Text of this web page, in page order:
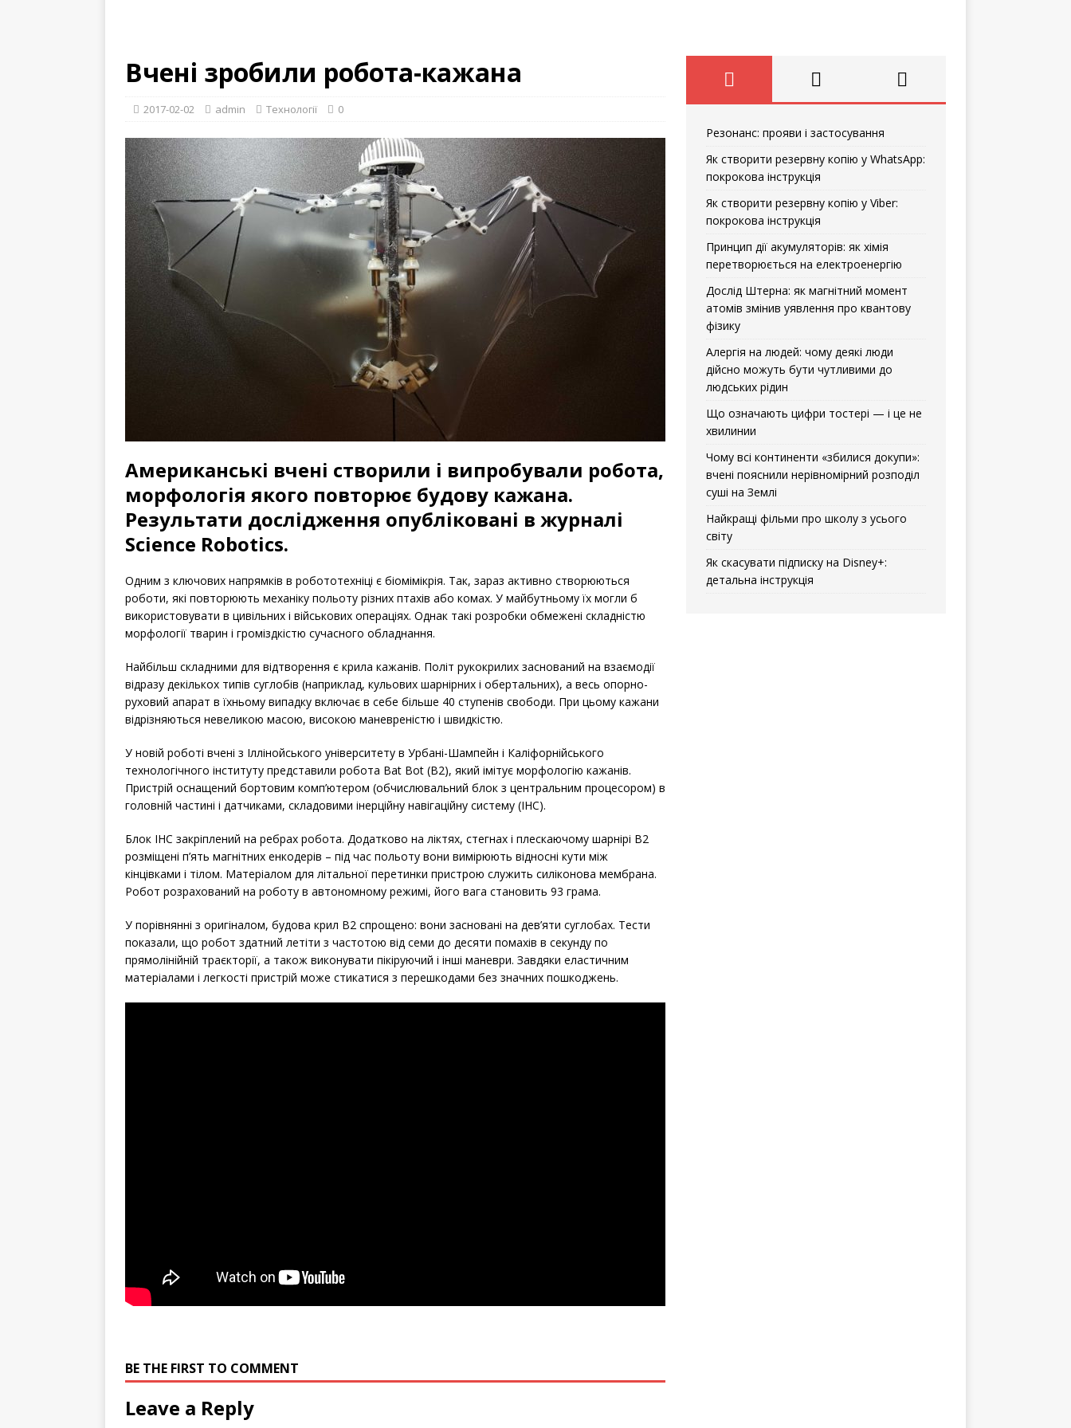
Вчені зробили робота-кажана
2017-02-02 admin Технології 0
Американські вчені створили і випробували робота,
морфологія якого повторює будову кажана.
Результати дослідження опубліковані в журналі
Science Robotics.
Одним з ключових напрямків в робототехніці є біомімікрія. Так, зараз активно створюються
роботи, які повторюють механіку польоту різних птахів або комах. У майбутньому їх могли б
використовувати в цивільних і військових операціях. Однак такі розробки обмежені складністю
морфології тварин і громіздкістю сучасного обладнання.
Найбільш складними для відтворення є крила кажанів. Політ рукокрилих заснований на взаємодії
відразу декількох типів суглобів (наприклад, кульових шарнірних і обертальних), а весь опорно-
руховий апарат в їхньому випадку включає в себе більше 40 ступенів свободи. При цьому кажани
відрізняються невеликою масою, високою маневреністю і швидкістю.
У новій роботі вчені з Іллінойського університету в Урбані-Шампейн і Каліфорнійського
технологічного інституту представили робота Bat Bot (B2), який імітує морфологію кажанів.
Пристрій оснащений бортовим комп’ютером (обчислювальний блок з центральним процесором) в
головній частині і датчиками, складовими інерційну навігаційну систему (ІНС).
Блок ІНС закріплений на ребрах робота. Додатково на ліктях, стегнах і плескаючому шарнірі B2
розміщені п’ять магнітних енкодерів – під час польоту вони вимірюють відносні кути між
кінцівками і тілом. Матеріалом для літальної перетинки пристрою служить силіконова мембрана.
Робот розрахований на роботу в автономному режимі, його вага становить 93 грама.
У порівнянні з оригіналом, будова крил B2 спрощено: вони засновані на дев’яти суглобах. Тести
показали, що робот здатний летіти з частотою від семи до десяти помахів в секунду по
прямолінійній траєкторії, а також виконувати пікіруючий і інші маневри. Завдяки еластичним
матеріалами і легкості пристрій може стикатися з перешкодами без значних пошкоджень.
BE THE FIRST TO COMMENT
Leave a Reply
Резонанс: прояви і застосування
Як створити резервну копію у WhatsApp:
покрокова інструкція
Як створити резервну копію у Viber:
покрокова інструкція
Принцип дії акумуляторів: як хімія
перетворюється на електроенергію
Дослід Штерна: як магнітний момент
атомів змінив уявлення про квантову
фізику
Алергія на людей: чому деякі люди
дійсно можуть бути чутливими до
людських рідин
Що означають цифри тостері — і це не
хвилинии
Чому всі континенти «збилися докупи»:
вчені пояснили нерівномірний розподіл
суші на Землі
Найкращі фільми про школу з усього
світу
Як скасувати підписку на Disney+:
детальна інструкція